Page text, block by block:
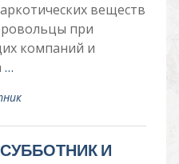
веществ
при
компаний и
…
И